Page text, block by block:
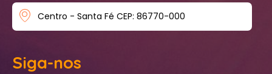
Centro - Santa Fé CEP: 86770-000
Siga-nos